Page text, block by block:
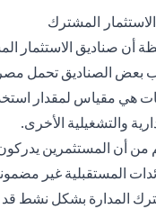
المشترك
أن صناديق الاستثمار
بعض الصناديق تحمل
هي مقياس لمقدار
والتشغيلية الأخرى.
من أن المستثمرين
المستقبلية غير
المدارة بشكل نشط